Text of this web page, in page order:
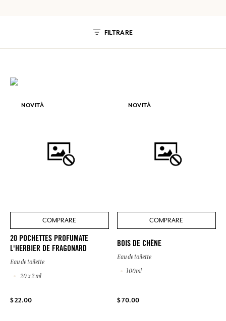
FILTRARE
NOVITÀ
COMPRARE
20 POCHETTES PROFUMATE
L'HERBIER DE FRAGONARD
Eau de toilette
20 x 2 ml
$ 22.00
NOVITÀ
COMPRARE
BOIS DE CHÊNE
Eau de toilette
100ml
$ 70.00